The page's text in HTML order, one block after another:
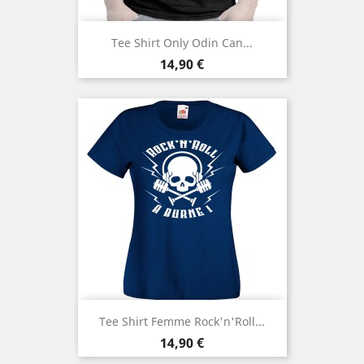
Tee Shirt Only Odin Can...
Prix
14,90 €
Tee Shirt Femme Rock'n'Roll...
Prix
14,90 €